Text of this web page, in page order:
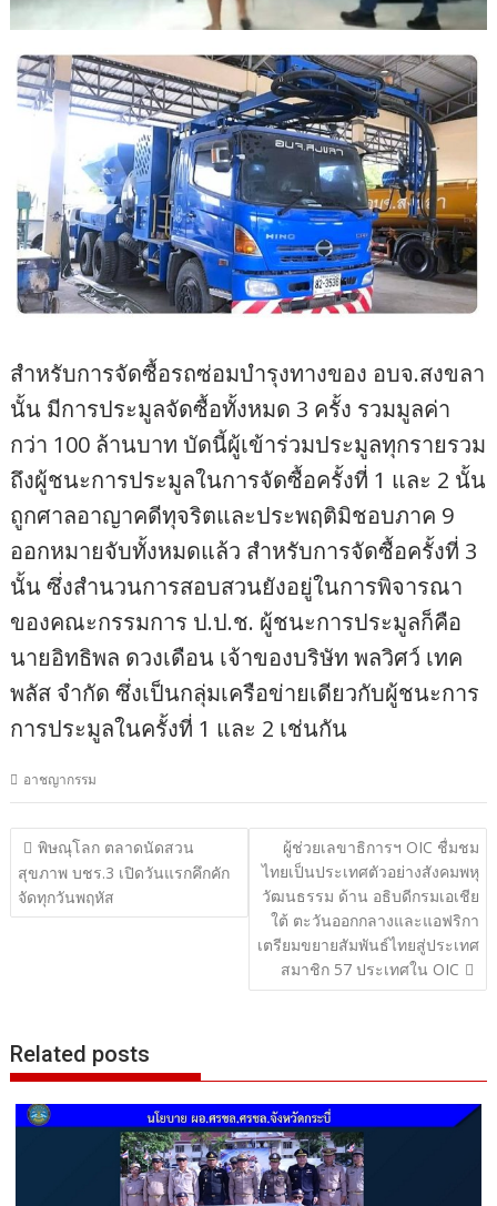
สำหรับการจัดซื้อรถซ่อมบำรุงทางของ อบจ.สงขลา
นั้น มีการประมูลจัดซื้อทั้งหมด 3 ครั้ง รวมมูลค่า
กว่า 100 ล้านบาท บัดนี้ผู้เข้าร่วมประมูลทุกรายรวม
ถึงผู้ชนะการประมูลในการจัดซื้อครั้งที่ 1 และ 2 นั้น
ถูกศาลอาญาคดีทุจริตและประพฤติมิชอบภาค 9
ออกหมายจับทั้งหมดแล้ว สำหรับการจัดซื้อครั้งที่ 3
นั้น ซึ่งสำนวนการสอบสวนยังอยู่ในการพิจารณา
ของคณะกรรมการ ป.ป.ช. ผู้ชนะการประมูลก็คือ
นายอิทธิพล ดวงเดือน เจ้าของบริษัท พลวิศว์ เทค
พลัส จำกัด ซึ่งเป็นกลุ่มเครือข่ายเดียวกับผู้ชนะการ
การประมูลในครั้งที่ 1 และ 2 เช่นกัน
อาชญากรรม
แนะแนว
เรื่อง
พิษณุโลก ตลาดนัดสวน
สุขภาพ บชร.3 เปิดวันแรกคึกคัก
จัดทุกวันพฤหัส
ผู้ช่วยเลขาธิการฯ OIC ชื่มชม
ไทยเป็นประเทศตัวอย่างสังคมพหุ
วัฒนธรรม ด้าน อธิบดีกรมเอเชีย
ใต้ ตะวันออกกลางและแอฟริกา
เตรียมขยายสัมพันธ์ไทยสู่ประเทศ
สมาชิก 57 ประเทศใน OIC
Related posts